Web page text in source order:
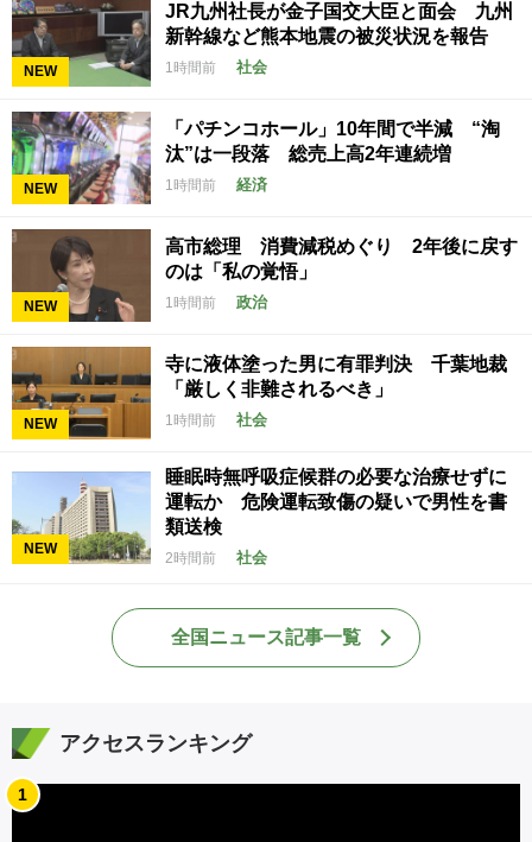
NEW
JR九州社長が金子国交大臣と面会 九州
新幹線など熊本地震の被災状況を報告
1時間前 社会
NEW
「パチンコホール」10年間で半減 “淘
汰”は一段落 総売上高2年連続増
1時間前 経済
NEW
高市総理 消費減税めぐり 2年後に戻す
のは「私の覚悟」
1時間前 政治
NEW
寺に液体塗った男に有罪判決 千葉地裁
「厳しく非難されるべき」
1時間前 社会
NEW
睡眠時無呼吸症候群の必要な治療せずに
運転か 危険運転致傷の疑いで男性を書
類送検
2時間前 社会
全国ニュース記事一覧
アクセスランキング
1